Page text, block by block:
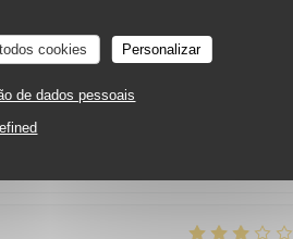
cookies Personalizar
de dados pessoais
5 /5 MENU /5
vous aient conquise. Nous notons